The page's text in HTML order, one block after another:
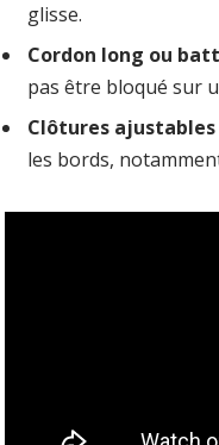
glisse.
Cordon long ou
pas être bloqué sur
Clôtures ajustables
les bords,